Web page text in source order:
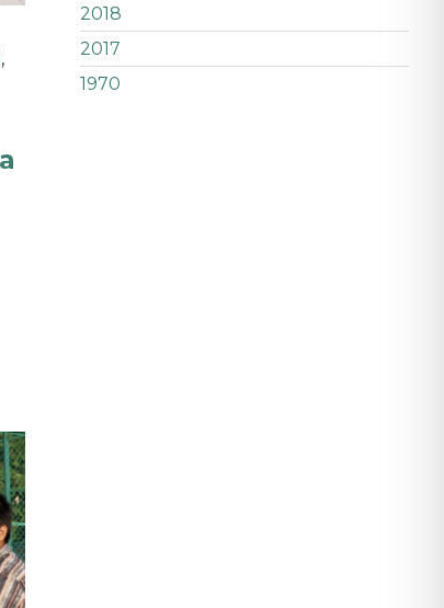
,
2018
2017
1970